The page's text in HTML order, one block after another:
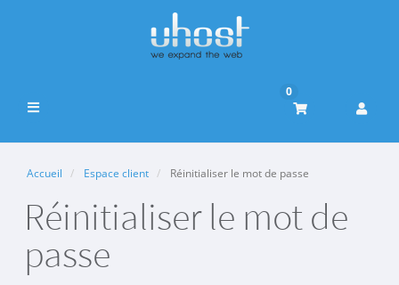
Basculer
navigation
0
Accueil Espace client Réinitialiser le mot de passe
Réinitialiser le mot de
passe